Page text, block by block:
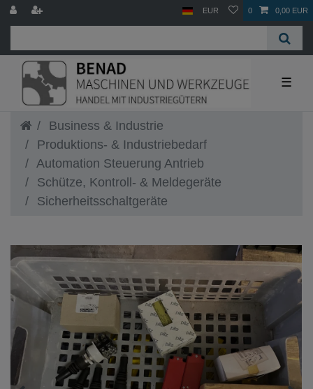
EUR 0 0,00 EUR
☰
Business & Industrie
Produktions- & Industriebedarf
Automation Steuerung Antrieb
Schütze, Kontroll- & Meldegeräte
Sicherheitsschaltgeräte